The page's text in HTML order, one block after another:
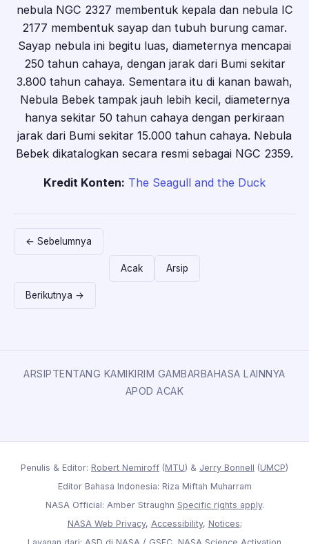
nebula NGC 2327 membentuk kepala dan nebula IC
2177 membentuk sayap dan tubuh burung camar.
Sayap nebula ini begitu luas, diameternya mencapai
250 tahun cahaya, dengan jarak dari Bumi sekitar
3.800 tahun cahaya. Sementara itu di kanan bawah,
Nebula Bebek tampak jauh lebih kecil, diameternya
hanya sekitar 50 tahun cahaya dengan perkiraan
jarak dari Bumi sekitar 15.000 tahun cahaya. Nebula
Bebek dikatalogkan secara resmi sebagai NGC 2359.
Kredit Konten: The Seagull and the Duck
← Sebelumnya
Acak Arsip
Berikutnya →
ARSIPTENTANG KAMIKIRIM GAMBARBAHASA LAINNYA
APOD ACAK
Penulis & Editor: Robert Nemiroff (MTU) & Jerry Bonnell (UMCP)
Editor Bahasa Indonesia: Riza Miftah Muharram
NASA Official: Amber Straughn Specific rights apply.
NASA Web Privacy, Accessibility, Notices;